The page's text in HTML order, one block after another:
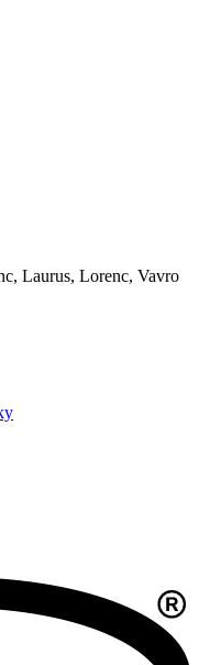
Laurus, Lorenc, Vavro